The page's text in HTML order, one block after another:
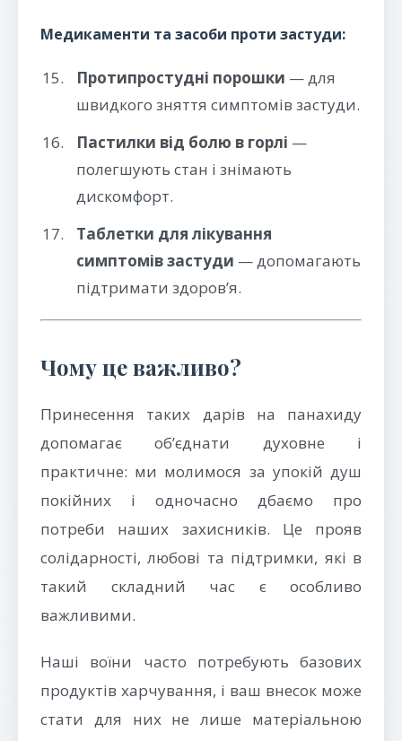
Медикаменти та засоби проти застуди:
Протипростудні порошки — для
швидкого зняття симптомів застуди.
Пастилки від болю в горлі —
полегшують стан і знімають
дискомфорт.
Таблетки для лікування
симптомів застуди — допомагають
підтримати здоров’я.
Чому це важливо?
Принесення таких дарів на панахиду
допомагає об’єднати духовне і
практичне: ми молимося за упокій душ
покійних і одночасно дбаємо про
потреби наших захисників. Це прояв
солідарності, любові та підтримки, які в
такий складний час є особливо
важливими.
Наші воїни часто потребують базових
продуктів харчування, і ваш внесок може
стати для них не лише матеріальною